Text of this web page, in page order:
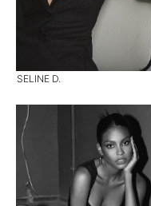
SELINE D.